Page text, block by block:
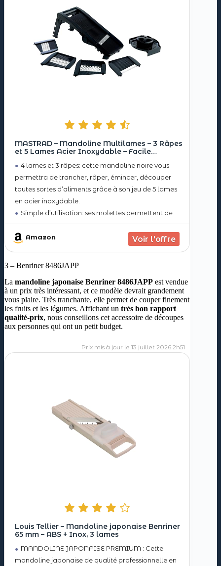
MASTRAD – Mandoline Multilames – 3 Râpes
et 5 Lames Acier Inoxydable – Facile
Coloris Noir
4 lames et 3 râpes: cette mandoline noire vous
permettra de trancher, râper, émincer, découper
toutes sortes d’aliments grâce à son jeu de 5 lames
en acier inoxydable.
Simple d’utilisation: ses molettes permettent de
juliennes.
Amazon
3 – Benriner 8486JAPP
La mandoline japonaise Benriner 8486JAPP est vendue
à un prix très intéressant, et ce modèle devrait grandement
vous plaire. Très tranchante, elle permet de couper finement
les fruits et les légumes. Affichant un très bon rapport
qualité-prix, nous conseillons cet accessoire de découpes
aux personnes qui ont un petit budget.
13 juillet 2026 2h51
Louis Tellier – Mandoline japonaise Benriner
65 mm – ABS + Inox, 3 lames
MANDOLINE JAPONAISE PREMIUM : Cette
mandoline japonaise de qualité professionnelle en